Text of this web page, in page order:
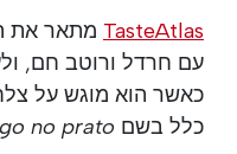
TasteAtlas מתאר את
עם חרדל ורוטב חם,
כאשר הוא מוגש על
כלל בשם no prato